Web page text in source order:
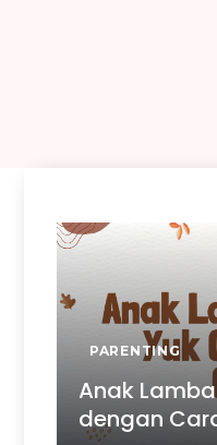
PARENTING
Anak
dengan